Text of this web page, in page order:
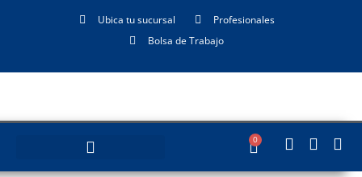
Ubica tu sucursal
Profesionales
Bolsa de Trabajo
0